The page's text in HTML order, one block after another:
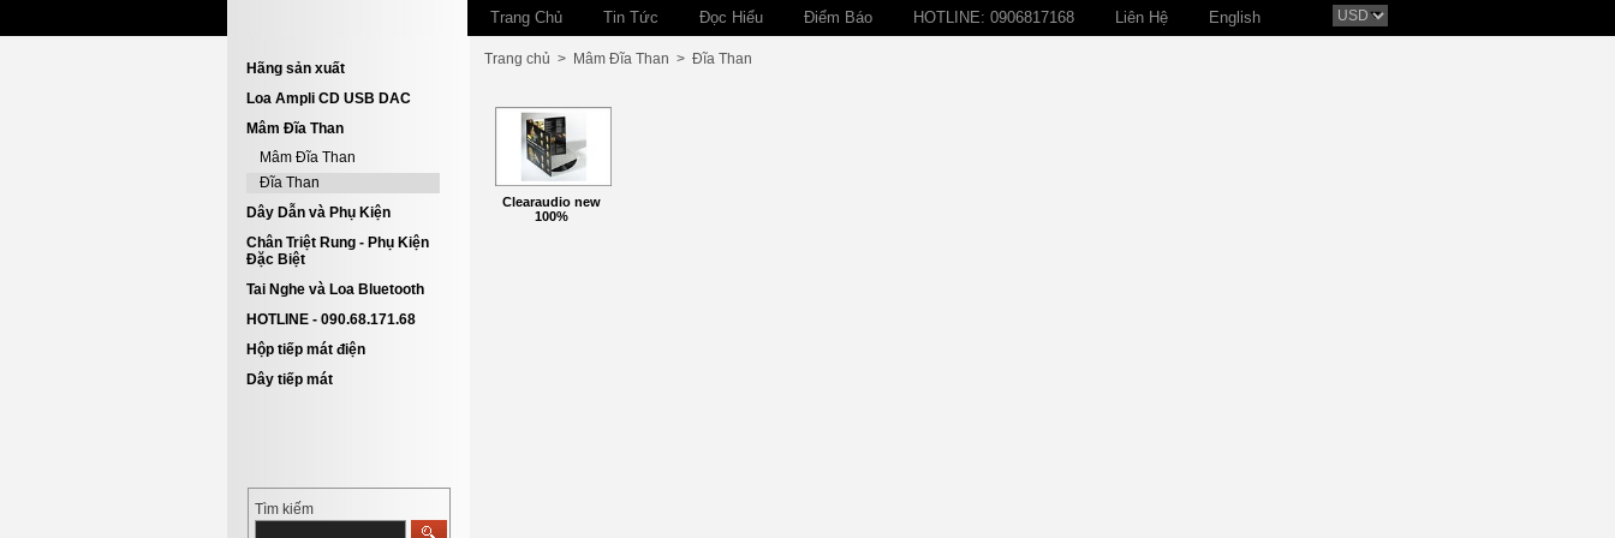
Trang Chủ Tin Tức Đọc Hiểu Điểm Báo HOTLINE: 0906817168 Liên Hệ English
Hãng sản xuất
Loa Ampli CD USB DAC
Mâm Đĩa Than
Mâm Đĩa Than
Đĩa Than
Dây Dẫn và Phụ Kiện
Chân Triệt Rung - Phụ Kiện
Đặc Biệt
Tai Nghe và Loa Bluetooth
HOTLINE - 090.68.171.68
Hộp tiếp mát điện
Dây tiếp mát
Tìm kiếm
Trang chủ > Mâm Đĩa Than > Đĩa Than
Clearaudio new
100%